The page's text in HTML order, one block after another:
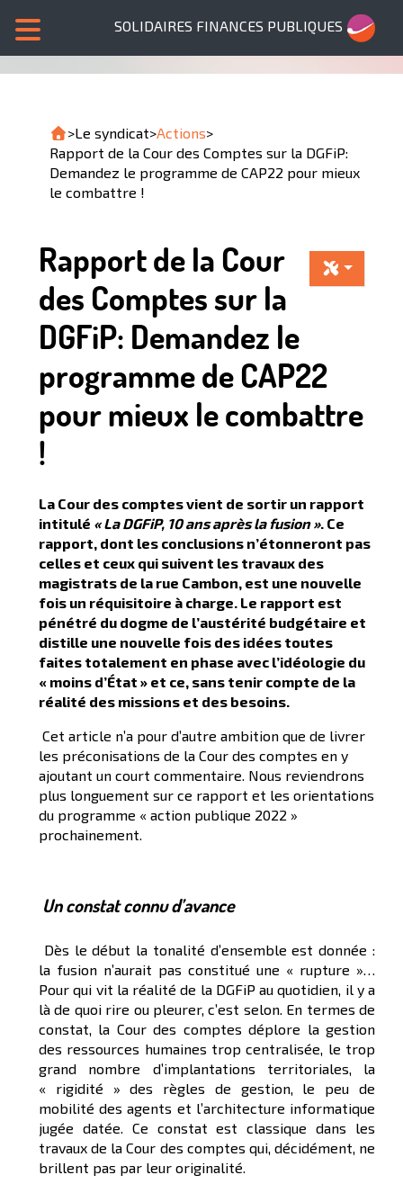
SOLIDAIRES FINANCES PUBLIQUES
>Le syndicat>Actions>
Rapport de la Cour des Comptes sur la DGFiP:
Demandez le programme de CAP22 pour mieux
le combattre !
Rapport de la Cour
des Comptes sur la
DGFiP: Demandez le
programme de CAP22
pour mieux le combattre
!
La Cour des comptes vient de sortir un rapport
intitulé « La DGFiP, 10 ans après la fusion ». Ce
rapport, dont les conclusions n’étonneront pas
celles et ceux qui suivent les travaux des
magistrats de la rue Cambon, est une nouvelle
fois un réquisitoire à charge. Le rapport est
pénétré du dogme de l’austérité budgétaire et
distille une nouvelle fois des idées toutes
faites totalement en phase avec l’idéologie du
« moins d’État » et ce, sans tenir compte de la
réalité des missions et des besoins.
Cet article n’a pour d’autre ambition que de livrer
les préconisations de la Cour des comptes en y
ajoutant un court commentaire. Nous reviendrons
plus longuement sur ce rapport et les orientations
du programme « action publique 2022 »
prochainement.
Un constat connu d’avance
Dès le début la tonalité d’ensemble est donnée :
la fusion n’aurait pas constitué une « rupture »…
Pour qui vit la réalité de la DGFiP au quotidien, il y a
là de quoi rire ou pleurer, c’est selon. En termes de
constat, la Cour des comptes déplore la gestion
des ressources humaines trop centralisée, le trop
grand nombre d’implantations territoriales, la
« rigidité » des règles de gestion, le peu de
mobilité des agents et l’architecture informatique
jugée datée. Ce constat est classique dans les
travaux de la Cour des comptes qui, décidément, ne
brillent pas par leur originalité.